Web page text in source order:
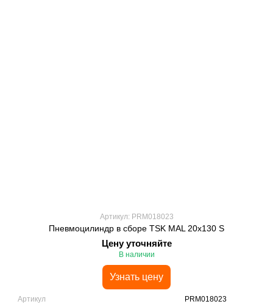
Артикул: PRM018023
Пневмоцилиндр в сборе TSK MAL 20x130 S
Цену уточняйте
В наличии
Узнать цену
Артикул
PRM018023